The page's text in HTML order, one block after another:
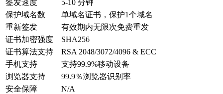
签发速度
5-10 分钟
保护域名数
单域名证书，保护1个域名
重新签发
有效期内无限次免费重发
证书加密强度
SHA256
证书算法支持
RSA 2048/3072/4096 & ECC
手机支持
支持99.9%移动设备
浏览器支持
99.9％浏览器识别率
安全保障
N/A